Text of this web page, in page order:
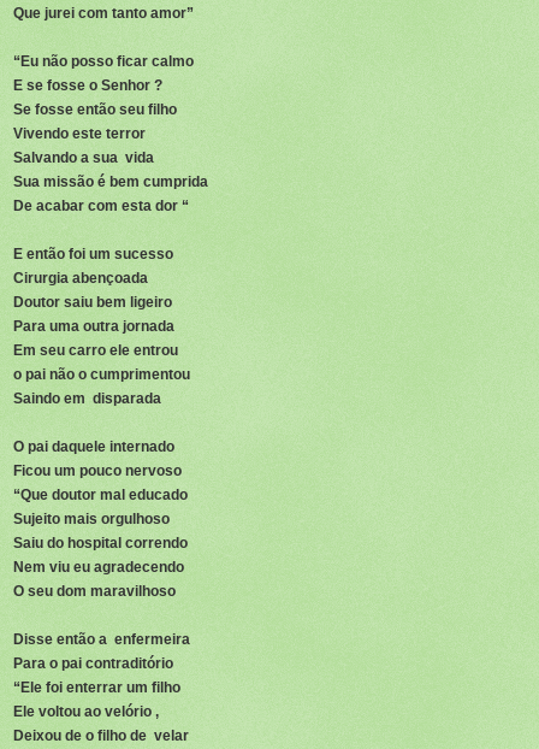
Que jurei com tanto amor”
“Eu não posso ficar calmo
E se fosse o Senhor ?
Se fosse então seu filho
Vivendo este terror
Salvando a sua vida
Sua missão é bem cumprida
De acabar com esta dor “
E então foi um sucesso
Cirurgia abençoada
Doutor saiu bem ligeiro
Para uma outra jornada
Em seu carro ele entrou
o pai não o cumprimentou
Saindo em disparada
O pai daquele internado
Ficou um pouco nervoso
“Que doutor mal educado
Sujeito mais orgulhoso
Saiu do hospital correndo
Nem viu eu agradecendo
O seu dom maravilhoso
Disse então a enfermeira
Para o pai contraditório
“Ele foi enterrar um filho
Ele voltou ao velório ,
Deixou de o filho de velar